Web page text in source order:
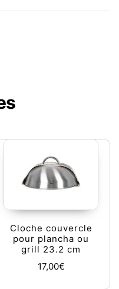
Cloche couvercle
pour plancha ou
grill 23.2 cm
17,00€